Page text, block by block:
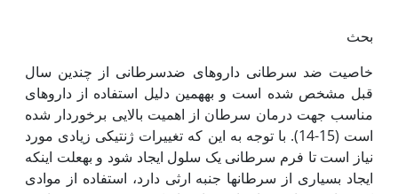
بحث
خاصیت ضد سرطانی داروهای ضدسرطانی از چندین سال
قبل مشخص شده است و به‫همین دلیل استفاده از داروهای
مناسب جهت درمان سرطان از اهمیت بالایی برخوردار شده
است (15-14). با توجه به این که تغییرات ژنتیکی زیادی مورد
نیاز است تا فرم سرطانی یک سلول ایجاد شود و به‫علت اینکه
ایجاد بسیاری از سرطان‫ها جنبه ارثی دارد، استفاده از موادی